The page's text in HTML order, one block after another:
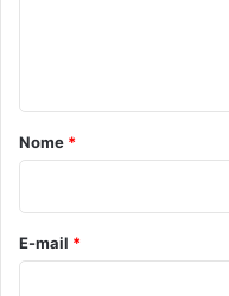
r
o
*
Nome *
E-mail *